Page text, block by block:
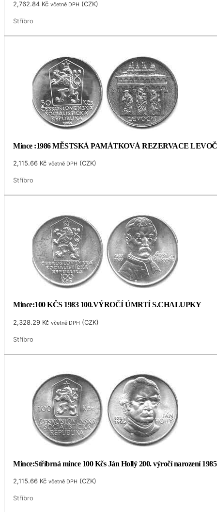
2,762.84 Kč včetně DPH (CZK)
Stříbro
Mince :1986 MĚSTSKÁ PAMÁTKOVÁ REZERVACE
2,115.66 Kč včetně DPH (CZK)
Stříbro
Mince:100 KČS 1983 100.VÝROČÍ ÚMRTÍ S.CHALUPKY
2,328.29 Kč včetně DPH (CZK)
Stříbro
Mince:Stříbrná mince 100 Kčs Ján Hollý 200. výročí narození 1985
2,115.66 Kč včetně DPH (CZK)
Stříbro